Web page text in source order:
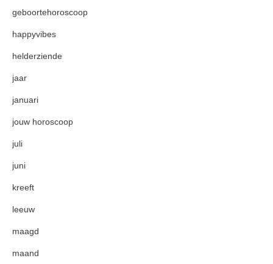
geboortehoroscoop
happyvibes
helderziende
jaar
januari
jouw horoscoop
juli
juni
kreeft
leeuw
maagd
maand